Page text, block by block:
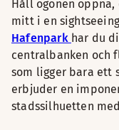
Håll ögonen
mitt i en
Hafenpark har du
centralbanken och
som ligger bara ett
erbjuder en
stadssilhuetten